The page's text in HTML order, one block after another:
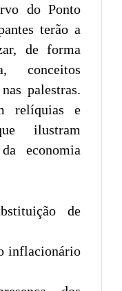
do Ponto
terão a
de forma
conceitos
palestras.
relíquias e
ilustram
economia
de
inflacionário